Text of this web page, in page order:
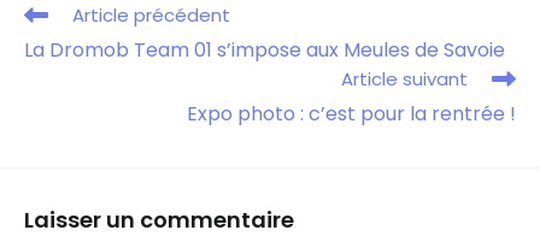
Article précédent
La Dromob Team 01 s’impose aux Meules de Savoie
Article suivant
Expo photo : c’est pour la rentrée !
Laisser un commentaire